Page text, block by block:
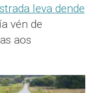
leva dende
vén de
aos